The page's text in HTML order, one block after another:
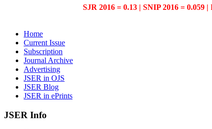
SJR 2016 = 0.13 | SNIP 2016 = 0.059
Home
Current Issue
Subscription
Journal Archive
Advertising
JSER in OJS
JSER Blog
JSER in ePrints
JSER Info